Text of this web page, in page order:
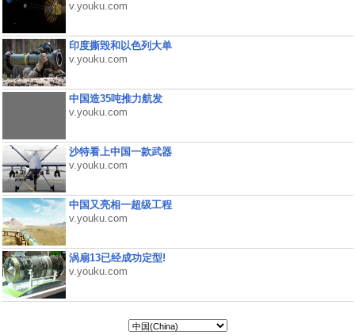
v.youku.com
印度撕毁和以色列大单
v.youku.com
中国造35吨推力航发
v.youku.com
沙特看上中国一款武器
v.youku.com
中国又亮相一超级工程
v.youku.com
涡扇13已经成功定型!
v.youku.com